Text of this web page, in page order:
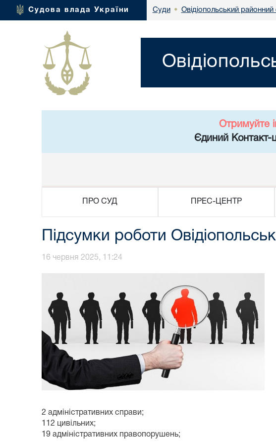
Судова влада України Суди • Овідіопольський районний
Отримуйте
Єдиний Контакт-
ПРО СУД ПРЕС-ЦЕНТР
Підсумки роботи
16 червня 2025, 11:24
2 адміністративних справи;
112 цивільних;
19 адміністративних правопорушень;